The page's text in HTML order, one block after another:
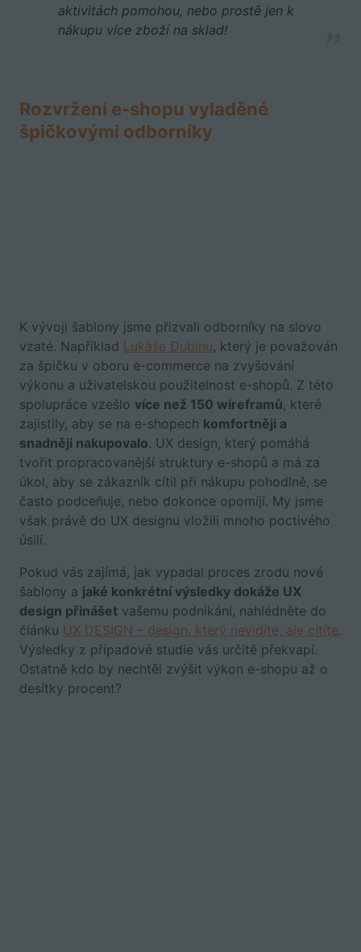
aktivitách pomohou, nebo prostě jen k
nákupu více zboží na sklad!
Rozvržení e-shopu vyladěné
špičkovými odborníky
K vývoji šablony jsme přizvali odborníky na slovo
vzaté. Například Lukáše Dubinu, který je považován
za špičku v oboru e-commerce na zvyšování
výkonu a uživatelskou použitelnost e-shopů. Z této
spolupráce vzešlo více než 150 wireframů, které
zajistily, aby se na e-shopech komfortněji a
snadněji nakupovalo. UX design, který pomáhá
tvořit propracovanější struktury e-shopů a má za
úkol, aby se zákazník cítil při nákupu pohodlně, se
často podceňuje, nebo dokonce opomíjí. My jsme
však právě do UX designu vložili mnoho poctivého
úsilí.
Pokud vás zajímá, jak vypadal proces zrodu nové
šablony a jaké konkrétní výsledky dokáže UX
design přinášet vašemu podnikání, nahlédněte do
článku UX DESIGN – design, který nevidíte, ale cítíte.
Výsledky z případové studie vás určitě překvapí.
Ostatně kdo by nechtěl zvýšit výkon e-shopu až o
desítky procent?